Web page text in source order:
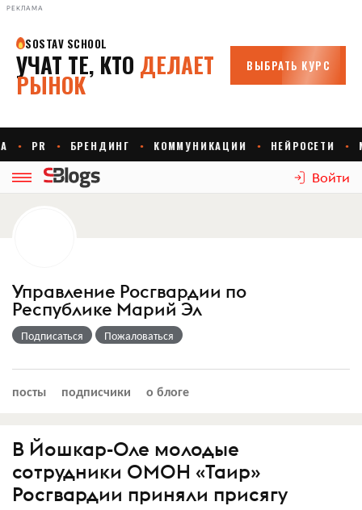
РЕКЛАМА
Войти
Управление Росгвардии по
Республике Марий Эл
Подписаться Пожаловаться
посты подписчики о блоге
В Йошкар-Оле молодые
сотрудники ОМОН «Таир»
Росгвардии приняли присягу